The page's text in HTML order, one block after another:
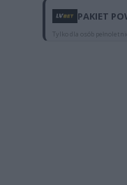
PAKIET
Tylko dla osób